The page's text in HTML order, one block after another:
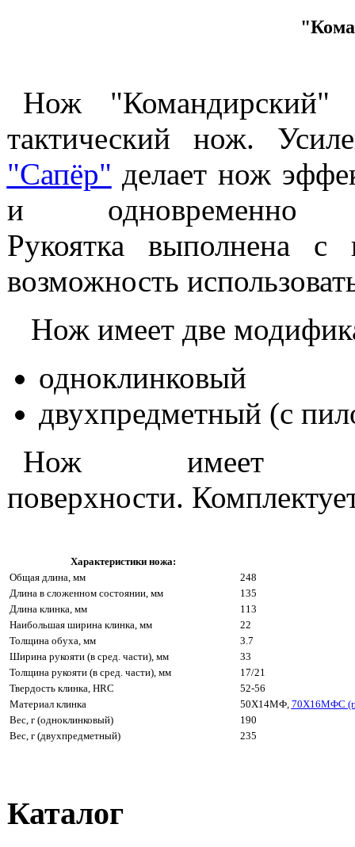
Нож "Командирский"
тактический нож.
"Сапёр" делает нож
и одновременно
Рукоятка выполнена с
возможность
Нож имеет две
одноклинковый
двухпредметный (с
Нож имеет
поверхности.
Характеристики ножа:
Общая длина, мм
248
Длина в сложенном состоянии, мм
135
Длина клинка, мм
113
Наибольшая ширина клинка, мм
22
Толщина обуха, мм
3.7
Ширина рукояти (в сред. части), мм
33
Толщина рукояти (в сред. части), мм
17/21
Твердость клинка, HRC
52-56
Материал клинка
50Х14МФ, 70Х16МФС
Вес, г (одноклинковый)
190
Вес, г (двухпредметный)
235
Каталог